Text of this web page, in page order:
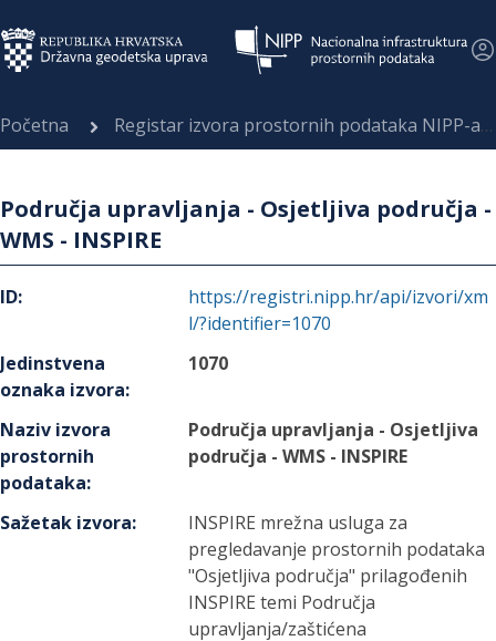
Početna Registar izvora prostornih podataka NIPP-a
Područja upravljanja - Osjetljiva područja -
WMS - INSPIRE
ID:
https://registri.nipp.hr/api/izvori/xm
l/?identifier=1070
Jedinstvena
oznaka izvora:
1070
Naziv izvora
prostornih
podataka:
Područja upravljanja - Osjetljiva
područja - WMS - INSPIRE
Sažetak izvora:
INSPIRE mrežna usluga za
pregledavanje prostornih podataka
"Osjetljiva područja" prilagođenih
INSPIRE temi Područja
upravljanja/zaštićena